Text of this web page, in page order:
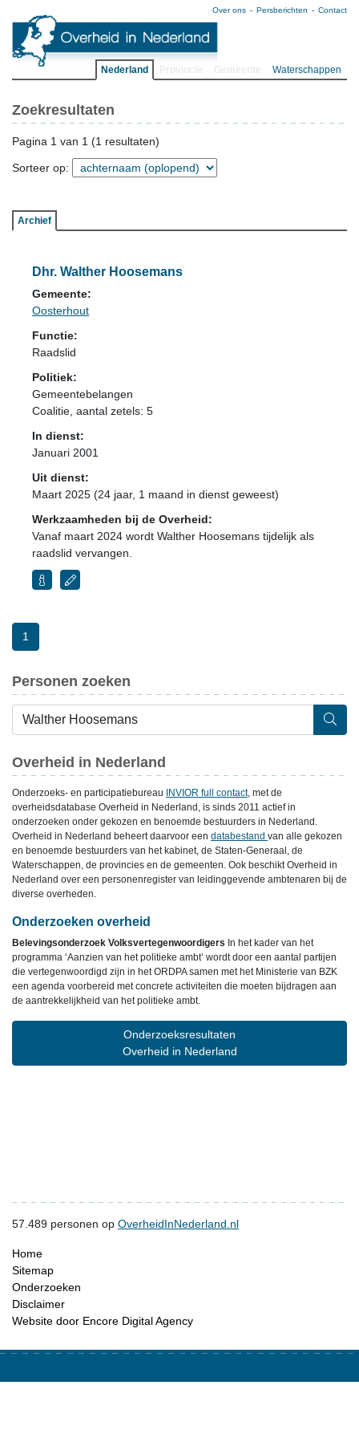
Over ons Persberichten Contact
Nederland Waterschappen
Zoekresultaten
Pagina 1 van 1 (1 resultaten)
Sorteer op:
Archief
Dhr. Walther Hoosemans
Gemeente:
Oosterhout
Functie:
Raadslid
Politiek:
Gemeentebelangen
Coalitie , aantal zetels: 5
In dienst:
Januari 2001
Uit dienst:
Maart 2025 (24 jaar, 1 maand in dienst geweest)
Werkzaamheden bij de Overheid:
Vanaf maart 2024 wordt Walther Hoosemans tijdelijk als
raadslid vervangen.
1
Personen zoeken
Overheid in Nederland
Onderzoeks- en participatiebureau INVIOR full contact, met de
overheidsdatabase Overheid in Nederland, is sinds 2011 actief in
onderzoeken onder gekozen en benoemde bestuurders in Nederland.
Overheid in Nederland beheert daarvoor een databestand van alle gekozen
en benoemde bestuurders van het kabinet, de Staten-Generaal, de
Waterschappen, de provincies en de gemeenten. Ook beschikt Overheid in
Nederland over een personenregister van leidinggevende ambtenaren bij de
diverse overheden.
Onderzoeken overheid
Belevingsonderzoek Volksvertegenwoordigers In het kader van het
programma ‘Aanzien van het politieke ambt’ wordt door een aantal partijen
die vertegenwoordigd zijn in het ORDPA samen met het Ministerie van BZK
een agenda voorbereid met concrete activiteiten die moeten bijdragen aan
de aantrekkelijkheid van het politieke ambt.
Onderzoeksresultaten
Overheid in Nederland
57.489 personen op OverheidInNederland.nl
Home
Sitemap
Onderzoeken
Disclaimer
Website door Encore Digital Agency